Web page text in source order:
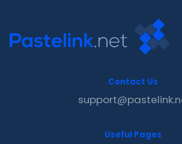
Contact Us
Useful Pages